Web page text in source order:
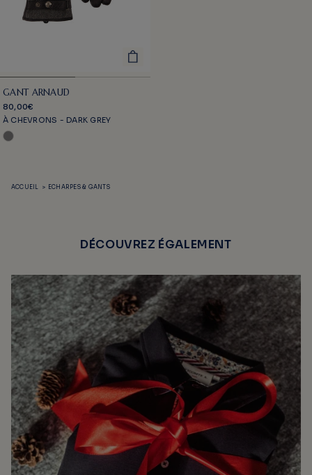
GANT ARNAUD
80,00€
À CHEVRONS - DARK GREY
ACCUEIL > ECHARPES & GANTS
DÉCOUVREZ ÉGALEMENT